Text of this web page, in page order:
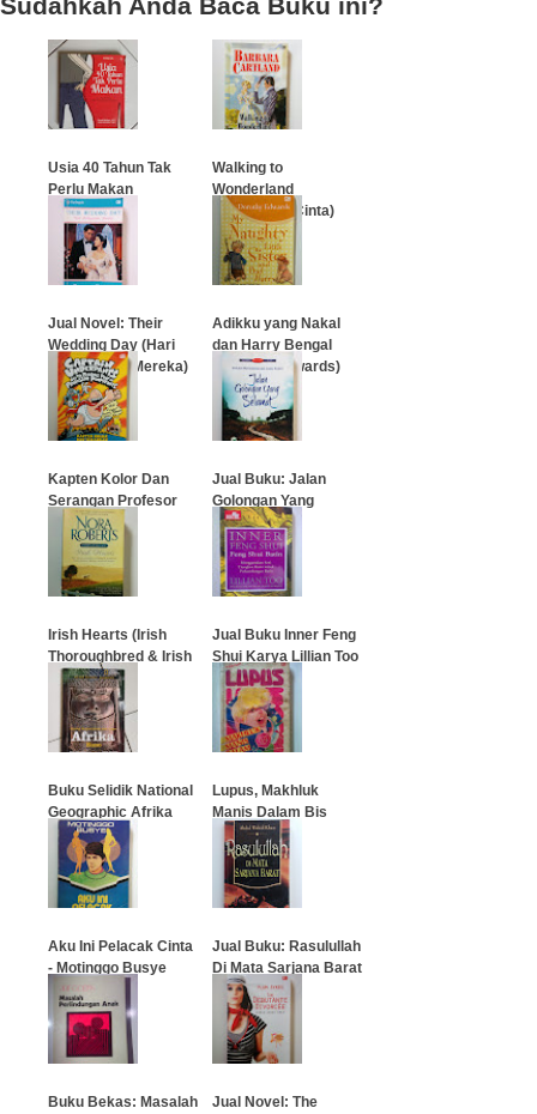
Usia 40 Tahun Tak
Perlu Makan
Walking to
Wonderland
(Perjalanan Cinta)
…
Jual Novel: Their
Wedding Day (Hari
Perkawinan Mereka)
…
Adikku yang Nakal
dan Harry Bengal
(Dorothy Edwards)
…
Kapten Kolor Dan
Serangan Profesor
Pupipet
…
Jual Buku: Jalan
Golongan Yang
Selamat
…
Irish Hearts (Irish
Thoroughbred & Irish
Rose)
Jual Buku Inner Feng
Shui Karya Lillian Too
…
Buku Selidik National
Geographic Afrika
Kuno
…
Lupus, Makhluk
Manis Dalam Bis
…
Aku Ini Pelacak Cinta
- Motinggo Busye
…
Jual Buku: Rasulullah
Di Mata Sarjana Barat
Buku Bekas: Masalah
Jual Novel: The